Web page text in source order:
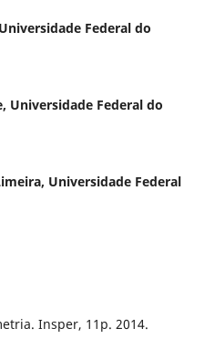
Universidade Federal do
Universidade Federal do
Universidade Federal
Insper, 11p. 2014.